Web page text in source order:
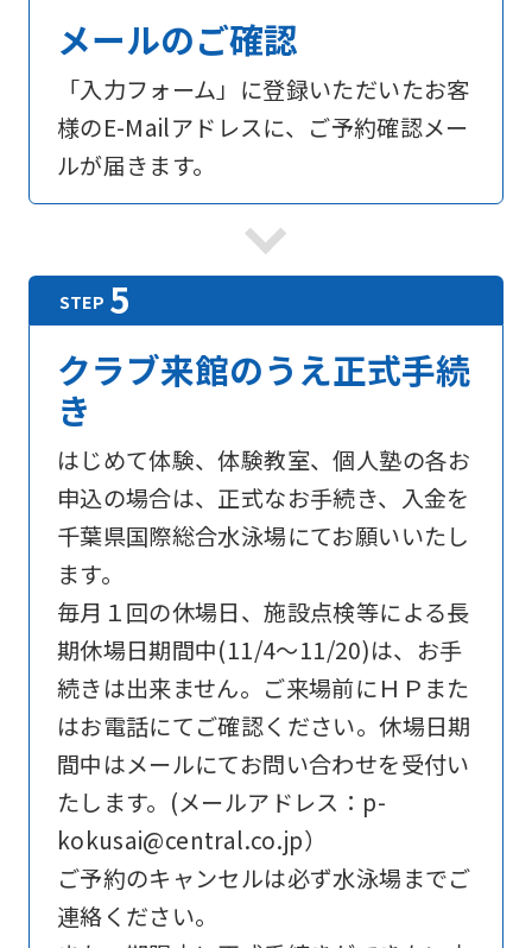
メールのご確認
「入力フォーム」に登録いただいたお客
様のE-Mailアドレスに、ご予約確認メー
ルが届きます。
クラブ来館のうえ正式手続
き
はじめて体験、体験教室、個人塾の各お
申込の場合は、正式なお手続き、入金を
千葉県国際総合水泳場にてお願いいたし
ます。
毎月１回の休場日、施設点検等による長
期休場日期間中(11/4～11/20)は、お手
続きは出来ません。ご来場前にＨＰまた
はお電話にてご確認ください。休場日期
間中はメールにてお問い合わせを受付い
たします。(メールアドレス：p-
kokusai@central.co.jp）
ご予約のキャンセルは必ず水泳場までご
連絡ください。
Sports
official
website
is
translated
into
English.
Click
the
(start
automatic
translation)
return
to
the
top
page.
However,
if
you